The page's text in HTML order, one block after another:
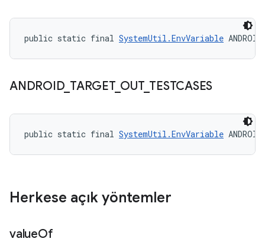
public static final SystemUtil.EnvVariable
ANDROID_ TARGET_ OUT_ TESTCASES
public static final SystemUtil.EnvVariable
Herkese açık yöntemler
valueOf